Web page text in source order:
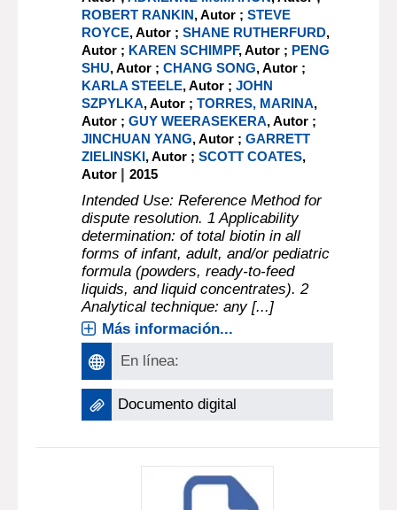
ROBERT RANKIN, Autor ;STEVE
ROYCE, Autor ;SHANE RUTHERFURD,
Autor ; KAREN SCHIMPF, Autor ; PENG
SHU, Autor ;CHANG SONG, Autor ;
KARLA STEELE, Autor ;JOHN
SZPYLKA, Autor ;TORRES, MARINA,
Autor ;GUY WEERASEKERA, Autor ;
JINCHUAN YANG, Autor ;GARRETT
ZIELINSKI, Autor ;SCOTT COATES,
Autor |2015
Intended Use: Reference Method for
dispute resolution. 1 Applicability
determination: of total biotin in all
forms of infant, adult, and/or pediatric
formula (powders, ready-to-feed
liquids, and liquid concentrates). 2
Analytical technique: any [...]
Más información...
En línea:
Documento digital